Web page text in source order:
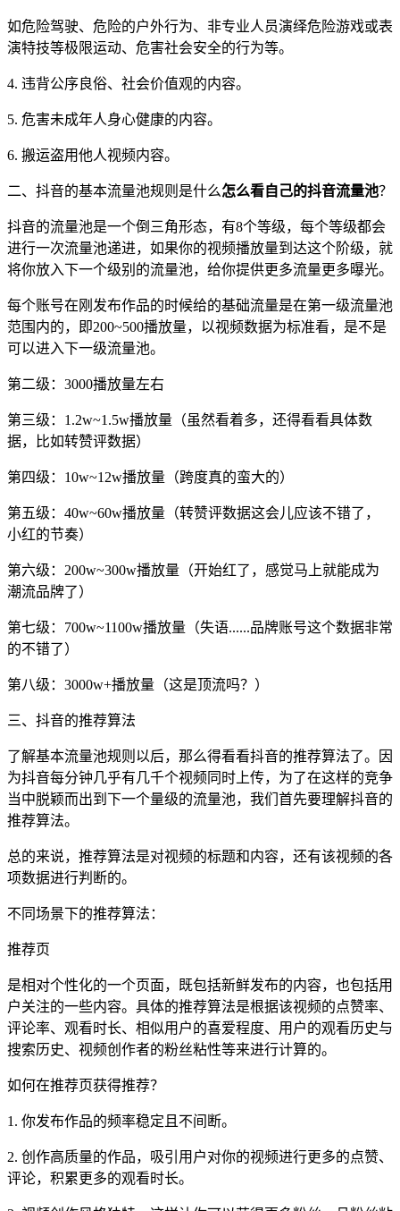
如危险驾驶、危险的户外行为、非专业人员演绎危险游戏或表
演特技等极限运动、危害社会安全的行为等。
4. 违背公序良俗、社会价值观的内容。
5. 危害未成年人身心健康的内容。
6. 搬运盗用他人视频内容。
二、抖音的基本流量池规则是什么怎么看自己的抖音流量池？
抖音的流量池是一个倒三角形态，有8个等级，每个等级都会
进行一次流量池递进，如果你的视频播放量到达这个阶级，就
将你放入下一个级别的流量池，给你提供更多流量更多曝光。
每个账号在刚发布作品的时候给的基础流量是在第一级流量池
范围内的，即200~500播放量，以视频数据为标准看，是不是
可以进入下一级流量池。
第二级：3000播放量左右
第三级：1.2w~1.5w播放量（虽然看着多，还得看看具体数
据，比如转赞评数据）
第四级：10w~12w播放量（跨度真的蛮大的）
第五级：40w~60w播放量（转赞评数据这会儿应该不错了，
小红的节奏）
第六级：200w~300w播放量（开始红了，感觉马上就能成为
潮流品牌了）
第七级：700w~1100w播放量（失语......品牌账号这个数据非常
的不错了）
第八级：3000w+播放量（这是顶流吗？）
三、抖音的推荐算法
了解基本流量池规则以后，那么得看看抖音的推荐算法了。因
为抖音每分钟几乎有几千个视频同时上传，为了在这样的竞争
当中脱颖而出到下一个量级的流量池，我们首先要理解抖音的
推荐算法。
总的来说，推荐算法是对视频的标题和内容，还有该视频的各
项数据进行判断的。
不同场景下的推荐算法：
推荐页
是相对个性化的一个页面，既包括新鲜发布的内容，也包括用
户关注的一些内容。具体的推荐算法是根据该视频的点赞率、
评论率、观看时长、相似用户的喜爱程度、用户的观看历史与
搜索历史、视频创作者的粉丝粘性等来进行计算的。
如何在推荐页获得推荐？
1. 你发布作品的频率稳定且不间断。
2. 创作高质量的作品，吸引用户对你的视频进行更多的点赞、
评论，积累更多的观看时长。